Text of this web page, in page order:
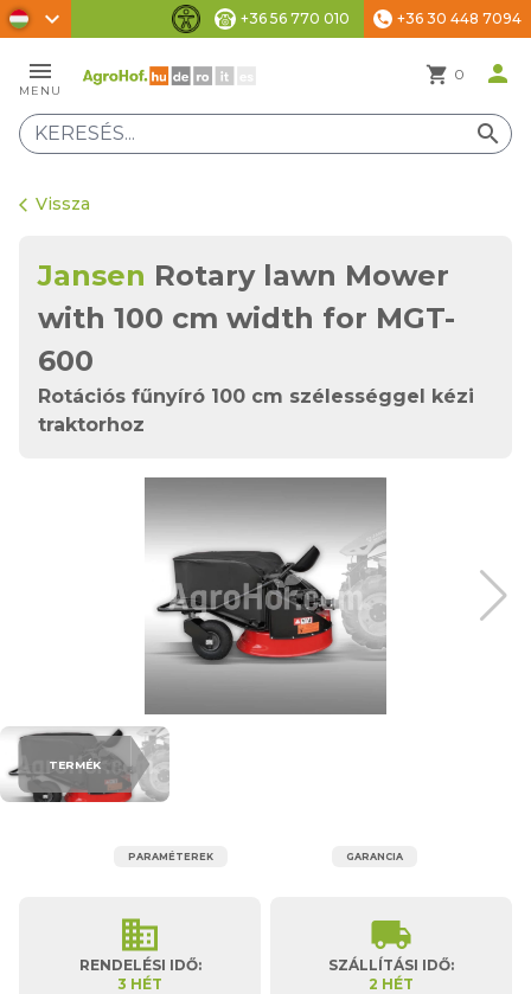
chevron_right
Akadálymentesítési beállítások
+36 56 770 010 phone +36 30 448 7094
menu
MENU
shopping_cart 0 person
search
arrow_back_ios Vissza
Jansen Rotary lawn Mower
with 100 cm width for MGT-
600
Rotációs fűnyíró 100 cm szélességgel kézi
traktorhoz
TERMÉK
PARAMÉTEREK GARANCIA
business
RENDELÉSI IDŐ:
3 HÉT
local_shipping
SZÁLLÍTÁSI IDŐ:
2 HÉT